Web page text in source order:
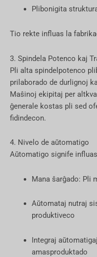
Plibonigita
Tio rekte influas la
3. Spindela Potenco kaj
Pli alta spindelpotenco
prilaborado de durlignoj
Maŝinoj ekipitaj per
ĝenerale kostas pli sed
fidindecon.
4. Nivelo de aŭtomatigo
Aŭtomatigo signife
Mana ŝarĝado: Pli
Aŭtomataj nutraj
produktiveco
Integraj
amasproduktado